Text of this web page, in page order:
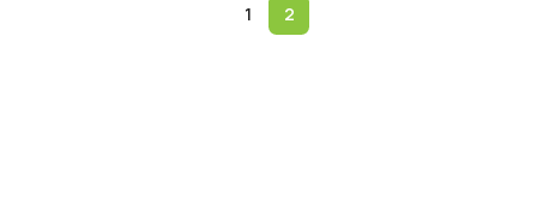
1 2